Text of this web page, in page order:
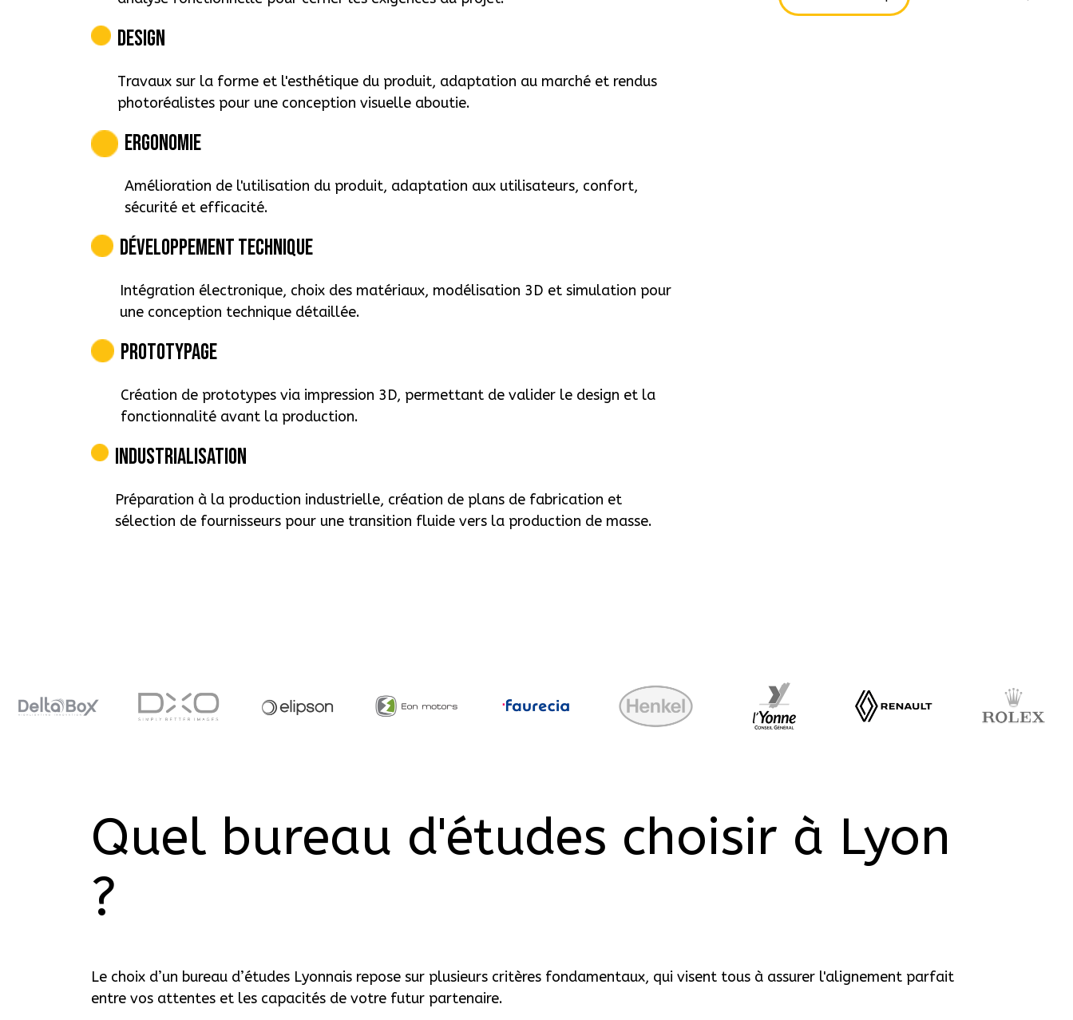
Design
Travaux sur la forme et l'esthétique du produit, adaptation au marché et rendus
photoréalistes pour une conception visuelle aboutie.
Ergonomie
Amélioration de l'utilisation du produit, adaptation aux utilisateurs, confort,
sécurité et efficacité.
Développement Technique
Intégration électronique, choix des matériaux, modélisation 3D et simulation pour
une conception technique détaillée.
Prototypage
Création de prototypes via impression 3D, permettant de valider le design et la
fonctionnalité avant la production.
Industrialisation
Préparation à la production industrielle, création de plans de fabrication et
sélection de fournisseurs pour une transition fluide vers la production de masse.
Quel bureau d'études choisir à Lyon
?
Le choix d’un bureau d’études Lyonnais repose sur plusieurs critères fondamentaux, qui visent tous à assurer l'alignement parfait
entre vos attentes et les capacités de votre futur partenaire.